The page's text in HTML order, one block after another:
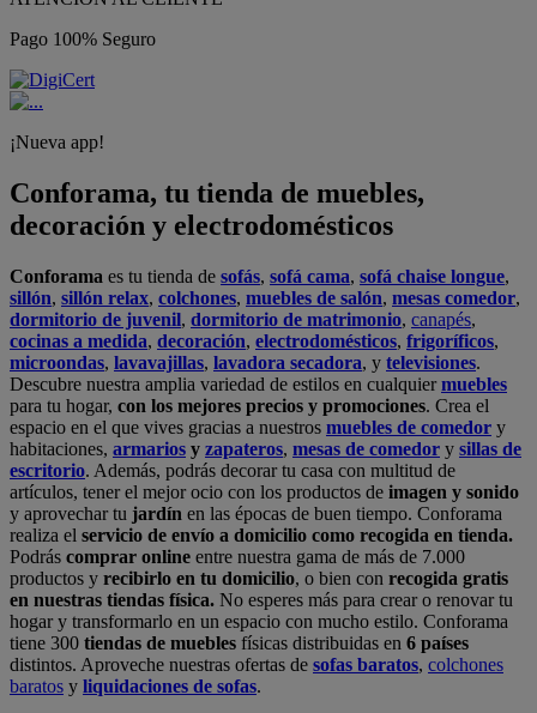
Pago 100% Seguro
¡Nueva app!
Conforama, tu tienda de muebles,
decoración y electrodomésticos
Conforama es tu tienda de sofás, sofá cama, sofá chaise longue,
sillón, sillón relax, colchones, muebles de salón, mesas comedor,
dormitorio de juvenil, dormitorio de matrimonio, canapés,
cocinas a medida, decoración, electrodomésticos, frigoríficos,
microondas, lavavajillas, lavadora secadora, y televisiones.
Descubre nuestra amplia variedad de estilos en cualquiermuebles
para tu hogar, con los mejores precios y promociones. Crea el
espacio en el que vives gracias a nuestros muebles de comedor y
habitaciones, armarios y zapateros, mesas de comedor y sillas de
escritorio. Además, podrás decorar tu casa con multitud de
artículos, tener el mejor ocio con los productos de imagen y sonido
y aprovechar tu jardín en las épocas de buen tiempo. Conforama
realiza el servicio de envío a domicilio como recogida en tienda.
Podrás comprar online entre nuestra gama de más de 7.000
productos y recibirlo en tu domicilio, o bien con recogida gratis
en nuestras tiendas física. No esperes más para crear o renovar tu
hogar y transformarlo en un espacio con mucho estilo. Conforama
tiene 300 tiendas de muebles físicas distribuidas en 6 países
distintos. Aproveche nuestras ofertas de sofas baratos, colchones
baratos y liquidaciones de sofas.